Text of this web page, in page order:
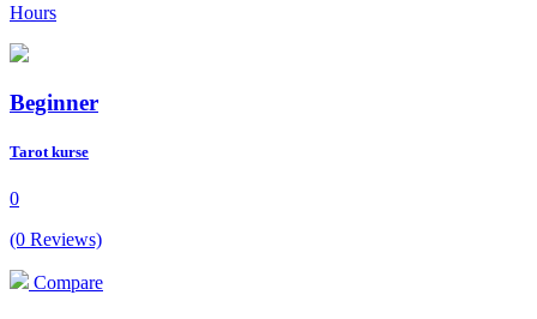
Hours
Beginner
Tarot kurse
0
(0 Reviews)
Compare